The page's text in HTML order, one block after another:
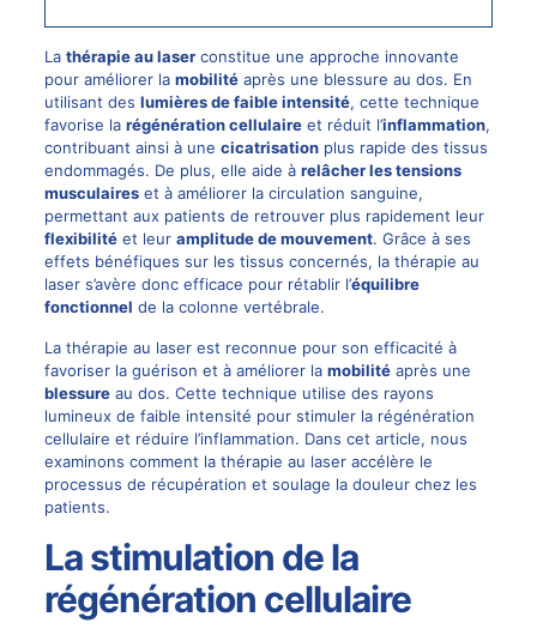
La thérapie aulaserconstitue une approche innovante
pour améliorer la mobilitéaprès une blessure au dos. En
utilisant des lumières de faible intensité, cette technique
favorise la régénération cellulaireet réduit l’inflammation,
contribuant ainsi à une cicatrisationplus rapide des tissus
endommagés. De plus, elle aide à relâcher les tensions
musculaireset à améliorer la circulation sanguine,
permettant aux patients de retrouver plus rapidement leur
flexibilitéet leur amplitude de mouvement. Grâce à ses
effets bénéfiques sur les tissus concernés, la thérapie au
laser s’avère donc efficace pour rétablir l’équilibre
fonctionnel de la colonne vertébrale.
La thérapie au laser est reconnue pour son efficacité à
favoriser la guérison et à améliorer la mobilitéaprès une
blessureau dos. Cette technique utilise des rayons
lumineux de faible intensité pour stimuler la régénération
cellulaire et réduire l’inflammation. Dans cet article, nous
examinons comment la thérapie au laser accélère le
processus de récupération et soulage la douleur chez les
patients.
La stimulation de la
régénération cellulaire